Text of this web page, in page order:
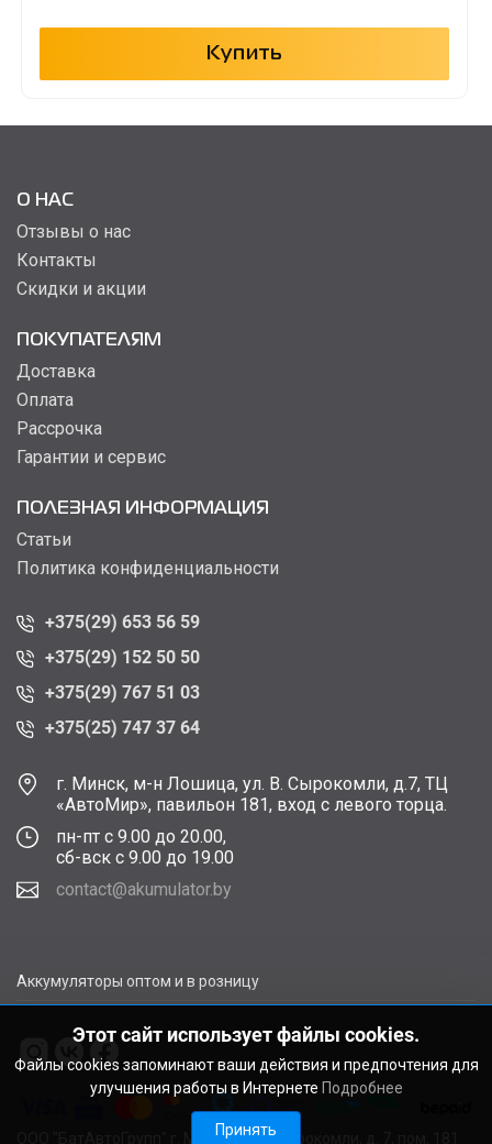
Купить
О НАС
Отзывы о нас
Контакты
Скидки и акции
ПОКУПАТЕЛЯМ
Доставка
Оплата
Рассрочка
Гарантии и сервис
ПОЛЕЗНАЯ ИНФОРМАЦИЯ
Статьи
Политика конфиденциальности
+375(29) 653 56 59
+375(29) 152 50 50
+375(29) 767 51 03
+375(25) 747 37 64
г. Минск, м-н Лошица, ул. В. Сырокомли, д.7, ТЦ
«АвтоМир», павильон 181, вход с левого торца.
пн-пт с 9.00 до 20.00,
сб-вск с 9.00 до 19.00
contact@akumulator.by
Аккумуляторы оптом и в розницу
ООО "БатАвтоГрупп" г. Минск, ул. В. Сырокомли, д. 7, пом. 181
Этот сайт использует файлы cookies.
Файлы cookies запоминают ваши действия и предпочтения для
улучшения работы в Интернете Подробнее
Принять